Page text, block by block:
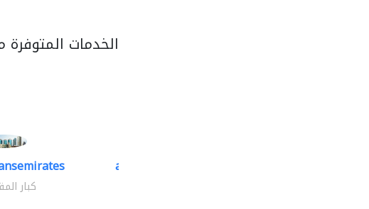
الخدمات
كبار
accurate bldh cont..